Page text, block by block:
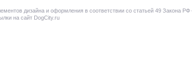
дизайна и оформления в соответствии со статьей 49 Закона
на сайт DogCity.ru